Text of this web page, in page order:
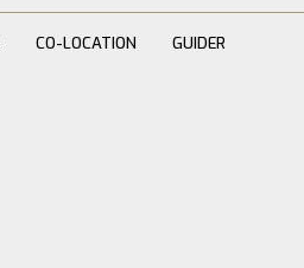
CO-LOCATION GUIDER